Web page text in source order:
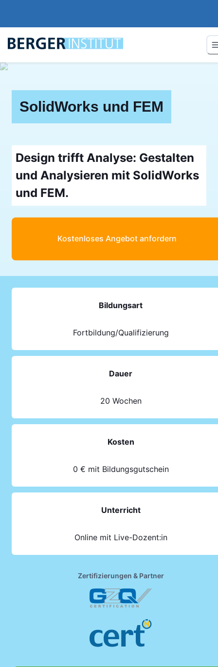
SolidWorks und FEM
Design trifft Analyse: Gestalten
und Analysieren mit SolidWorks
und FEM.
Kostenloses Angebot anfordern
Bildungsart
Fortbildung/Qualifizierung
Dauer
20 Wochen
Kosten
0 € mit Bildungsgutschein
Unterricht
Online mit Live-Dozent:in
Zertifizierungen & Partner